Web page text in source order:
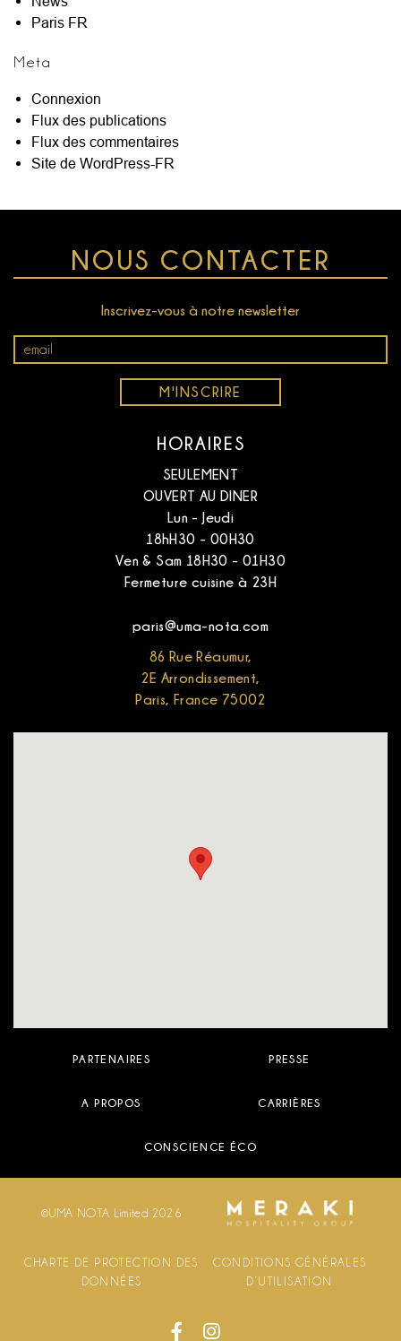
Paris FR
Meta
Connexion
Flux des publications
Flux des commentaires
Site de WordPress-FR
NOUS CONTACTER
HORAIRES
SEULEMENT
OUVERT AU DINER
Lun - Jeudi
18hH30 - 00H30
Ven & Sam 18H30 - 01H30
Fermeture cuisine à 23H
paris@uma-nota.com
86 Rue Réaumur,
2E Arrondissement,
Paris, France 75002
Inscrivez-vous à notre newsletter
Email
M'INSCRIRE
PARTENAIRES PRESSE
A PROPOS CARRIÈRES
CONSCIENCE ÉCO
CHARTE DE PROTECTION DES
DONNÉES
CONDITIONS GÉNÉRALES
D’UTILISATION
©UMA NOTA Limited 2026